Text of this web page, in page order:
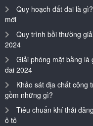
Quy hoạch đất đai là
mới
Quy trình bồi thường
2024
Giải phóng mặt bằng
đai 2024
Khảo sát địa chất công
gồm những gì?
Tiêu chuẩn khí thải
ô tô